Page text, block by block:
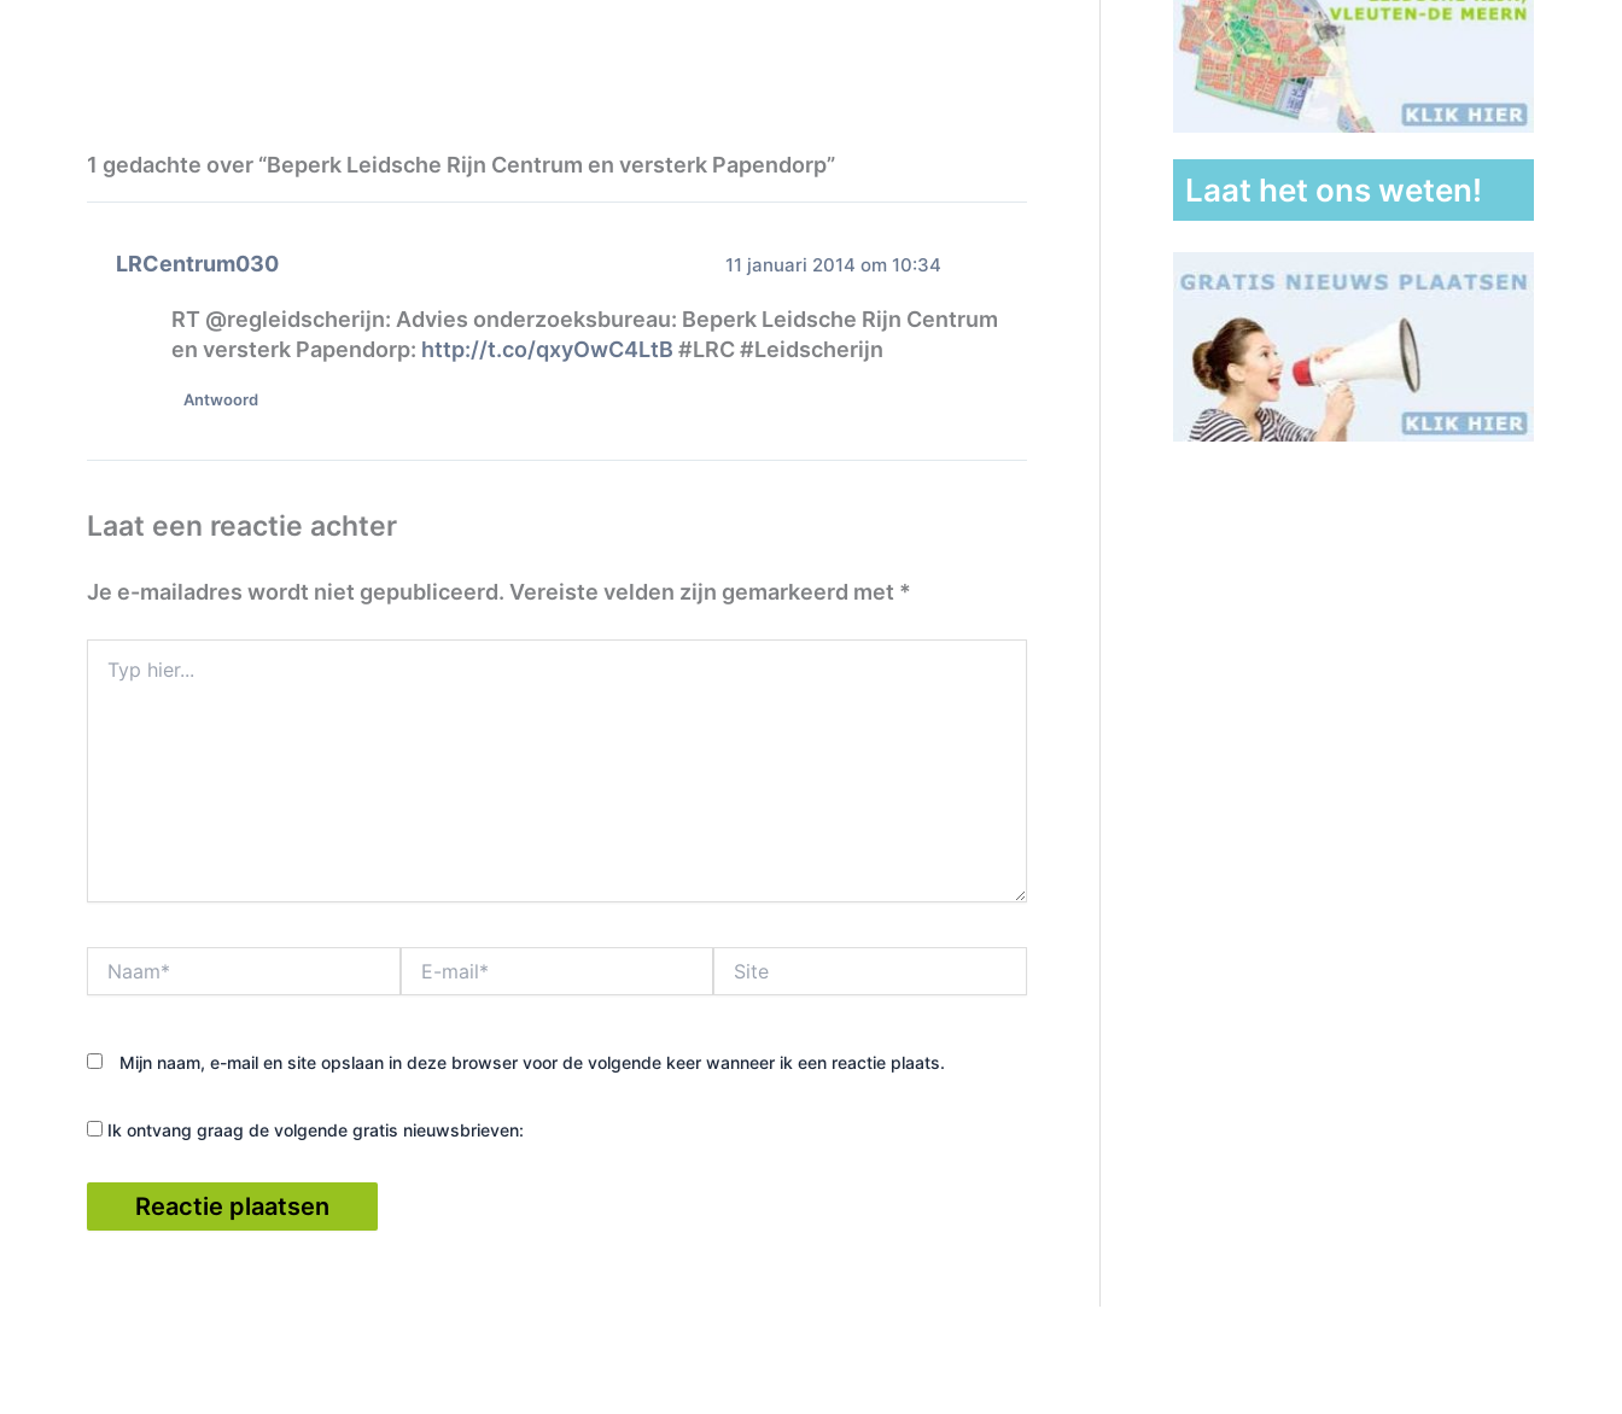
1 gedachte over “Beperk Leidsche Rijn Centrum en versterk Papendorp”
LRCentrum030 11 januari 2014 om 10:34
RT @regleidscherijn: Advies onderzoeksbureau: Beperk Leidsche Rijn Centrum
en versterk Papendorp: http://t.co/qxyOwC4LtB #LRC #Leidscherijn
Antwoord
Laat een reactie achter
Je e-mailadres wordt niet gepubliceerd. Vereiste velden zijn gemarkeerd met *
hier...
mail*
Mijn naam, e-mail en site opslaan in deze browser voor de volgende keer wanneer ik een reactie plaats.
Ik ontvang graag de volgende gratis nieuwsbrieven:
Laat het ons weten!